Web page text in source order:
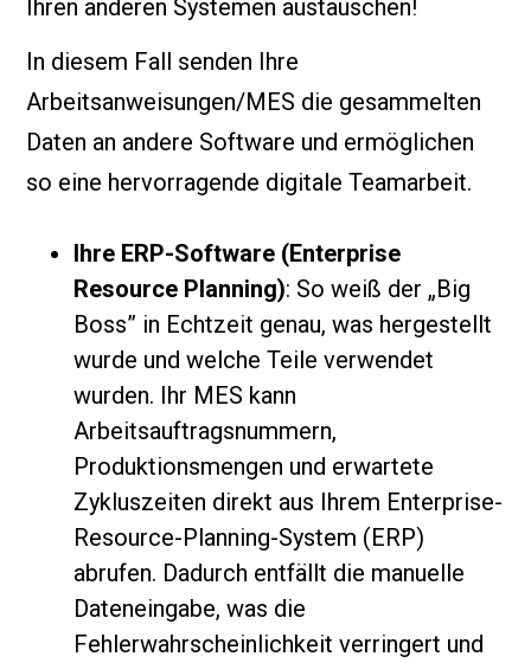
Ihren anderen Systemen austauschen!
In diesem Fall senden Ihre
Arbeitsanweisungen/MES die gesammelten
Daten an andere Software und ermöglichen
so eine hervorragende digitale Teamarbeit.
Ihre ERP-Software (Enterprise
Resource Planning): So weiß der „Big
Boss” in Echtzeit genau, was hergestellt
wurde und welche Teile verwendet
wurden. Ihr MES kann
Arbeitsauftragsnummern,
Produktionsmengen und erwartete
Zykluszeiten direkt aus Ihrem Enterprise-
Resource-Planning-System (ERP)
abrufen. Dadurch entfällt die manuelle
Dateneingabe, was die
Fehlerwahrscheinlichkeit verringert und